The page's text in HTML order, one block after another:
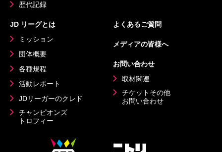
歴代記録
JD リーグとは
ミッション
団体概要
各種規程
活動レポート
JDリーガーのクレド
チャンピオンズ
トロフィー
よくあるご質問
メディアの皆様へ
お問い合わせ
取材関連
チケットその他
お問い合わせ